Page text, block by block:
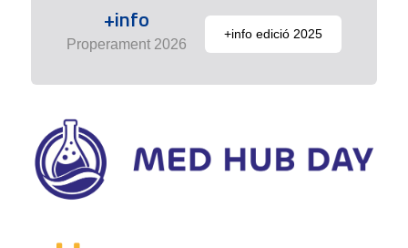
+info
Properament 2026
+info edició 2025